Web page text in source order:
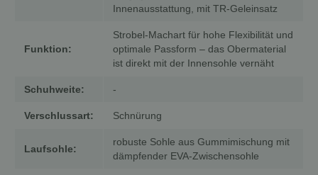
Innenausstattung, mit TR-Geleinsatz
Funktion:
Strobel-Machart für hohe Flexibilität und
optimale Passform – das Obermaterial
ist direkt mit der Innensohle vernäht
Schuhweite: -
Verschlussart: Schnürung
Laufsohle:
robuste Sohle aus Gummimischung mit
dämpfender EVA-Zwischensohle